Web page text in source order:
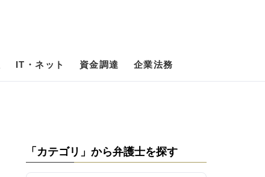
IT・ネット 資金調達 企業法務
「カテゴリ」から弁護士を探す